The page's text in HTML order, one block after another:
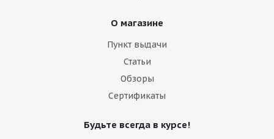
О магазине
Пункт выдачи
Статьи
Обзоры
Сертификаты
Будьте всегда в курсе!